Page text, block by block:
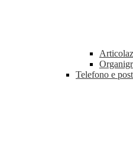
Telefono e